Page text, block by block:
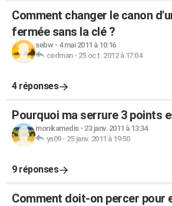
Comment changer le canon
fermée sans la clé ?
sebw- 4 mai 2011 à 10:16
cedman- 25 oct. 2012 à 17:04
4 réponses
Pourquoi ma serrure 3 points
monikamedis- 23 janv. 2011 à 13:34
ys09- 25 janv. 2011 à 19:50
9 réponses
Comment doit-on percer pour